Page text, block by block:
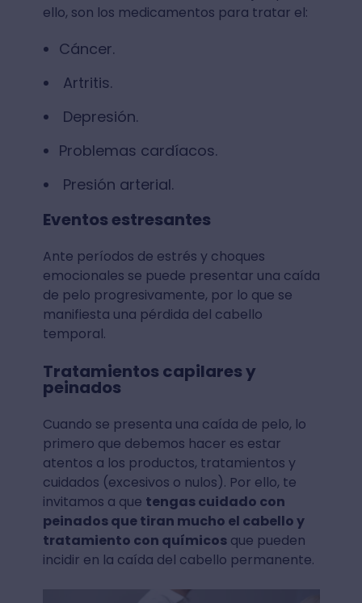
ello, son los medicamentos para tratar el:
Cáncer.
Artritis.
Depresión.
Problemas cardíacos.
Presión arterial.
Eventos estresantes
Ante períodos de estrés y choques
emocionales se puede presentar una caída
de pelo progresivamente, por lo que se
manifiesta una pérdida del cabello
temporal.
Tratamientos capilares y
peinados
Cuando se presenta una caída de pelo, lo
primero que debemos hacer es estar
atentos a los productos, tratamientos y
cuidados (excesivos o nulos). Por ello, te
invitamos a que tengas cuidado con
peinados que tiran mucho el cabello y
tratamiento con químicosque pueden
incidir en la caída del cabello permanente.